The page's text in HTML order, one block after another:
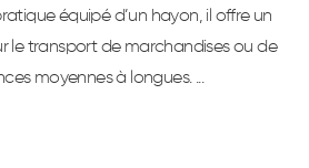
équipé d’un hayon, il offre un
le transport de marchandises ou de
moyennes à longues. ...